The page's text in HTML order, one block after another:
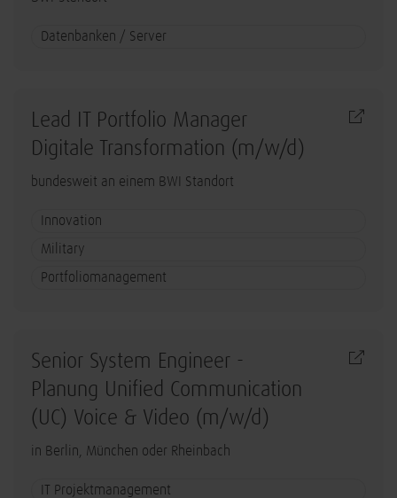
Datenbanken / Server
Lead IT Portfolio Manager
Digitale Transformation (m/w/d)
bundesweit an einem BWI Standort
Innovation
Military
Portfoliomanagement
Senior System Engineer -
Planung Unified Communication
(UC) Voice & Video (m/w/d)
in Berlin, München oder Rheinbach
IT Projektmanagement